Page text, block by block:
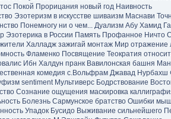
Покой Прорицания новый год Наивность
Эзотеризм в искусстве шиваизм Маснави
Понемногу ни о чем... Дуализм Абу Хамид
Эзотерика в России Память Профанное Ничто
Халладж зажигай монтаж Мир отражение
Фламенко Посвящение Теократия
Ибн Халдун пранк Вавилонская башня
комедия c.Вольфрам Джавад Нурбахш
sentiment Мультиверс Бодрствование
Сознание ощущения маскировка
Болезнь Сармунское братство Ошибки
Упадок Бусидо Выживание сильнейшего